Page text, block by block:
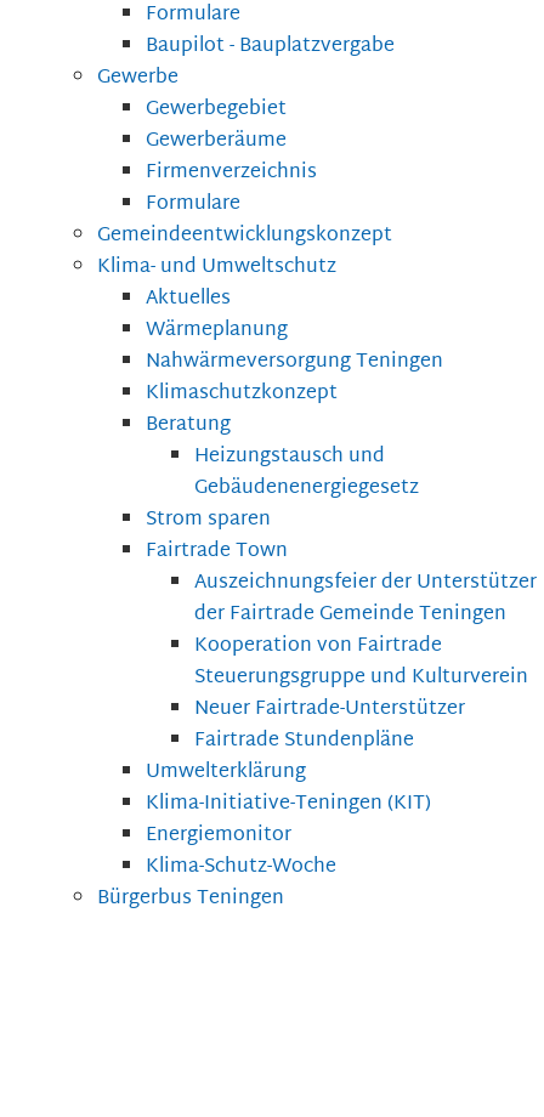
Formulare
Baupilot - Bauplatzvergabe
Gewerbe
Gewerbegebiet
Gewerberäume
Firmenverzeichnis
Formulare
Gemeindeentwicklungskonzept
Klima- und Umweltschutz
Aktuelles
Wärmeplanung
Nahwärmeversorgung Teningen
Klimaschutzkonzept
Beratung
Heizungstausch und
Gebäudenenergiegesetz
Strom sparen
Fairtrade Town
Auszeichnungsfeier der Unterstützer
der Fairtrade Gemeinde Teningen
Kooperation von Fairtrade
Steuerungsgruppe und Kulturverein
Neuer Fairtrade-Unterstützer
Fairtrade Stundenpläne
Umwelterklärung
Klima-Initiative-Teningen (KIT)
Energiemonitor
Klima-Schutz-Woche
Bürgerbus Teningen